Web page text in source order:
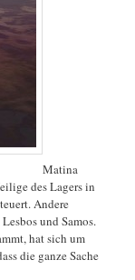
Matina
des Lagers in
Andere
und Samos.
hat sich um
die ganze Sache